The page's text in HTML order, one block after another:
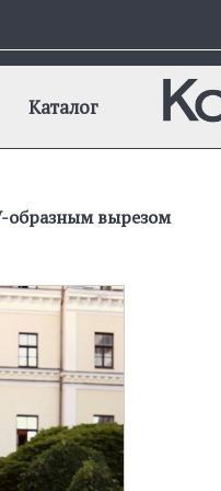
Каталог
образным вырезом